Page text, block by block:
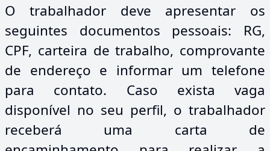
O trabalhador deve apresentar os
seguintes documentos pessoais: RG,
CPF, carteira de trabalho, comprovante
de endereço e informar um telefone
para contato. Caso exista vaga
disponível no seu perfil, o trabalhador
receberá uma carta de